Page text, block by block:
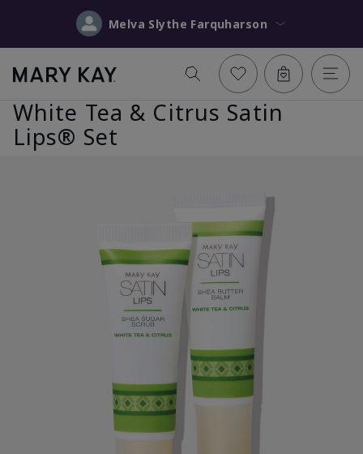
Melva Slythe Farquharson
White Tea & Citrus Satin
Lips® Set